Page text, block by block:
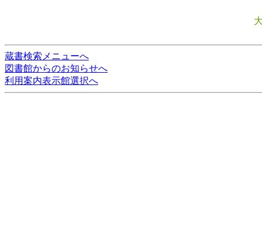
蔵書検索メニューへ
図書館からのお知らせへ
利用案内表示館選択へ